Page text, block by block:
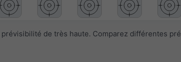
de très haute. Comparez différentes